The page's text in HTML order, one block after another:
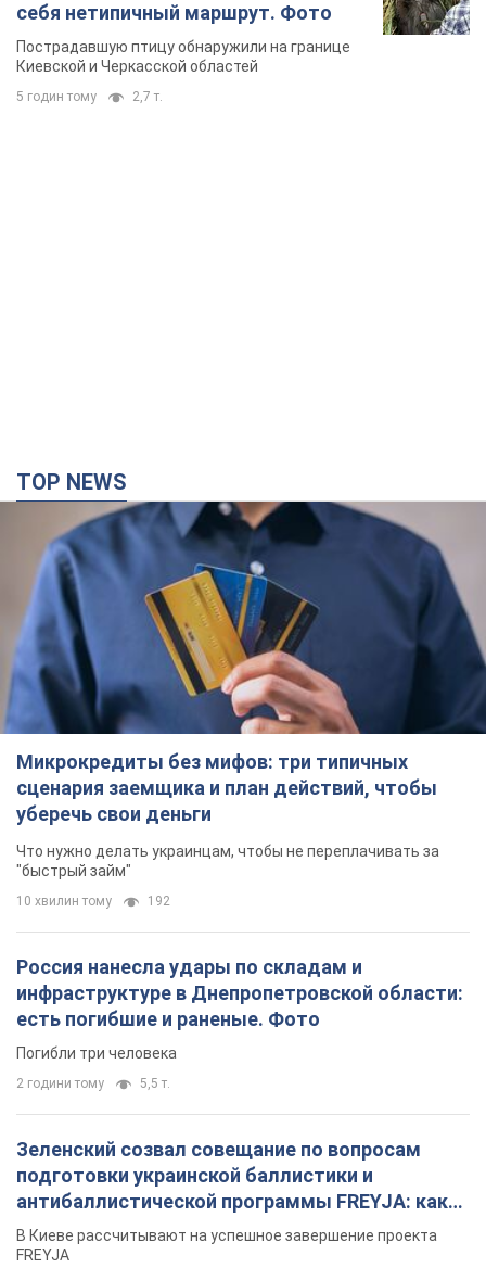
себя нетипичный маршрут. Фото
Пострадавшую птицу обнаружили на границе
Киевской и Черкасской областей
5 годин тому 2,7 т.
TOP NEWS
Микрокредиты без мифов: три типичных
сценария заемщика и план действий, чтобы
уберечь свои деньги
Что нужно делать украинцам, чтобы не переплачивать за
"быстрый займ"
10 хвилин тому 192
Россия нанесла удары по складам и
инфраструктуре в Днепропетровской области:
есть погибшие и раненые. Фото
Погибли три человека
2 години тому 5,5 т.
Зеленский созвал совещание по вопросам
подготовки украинской баллистики и
антибаллистической программы FREYJA: какие
решения готовятся
В Киеве рассчитывают на успешное завершение проекта
FREYJA